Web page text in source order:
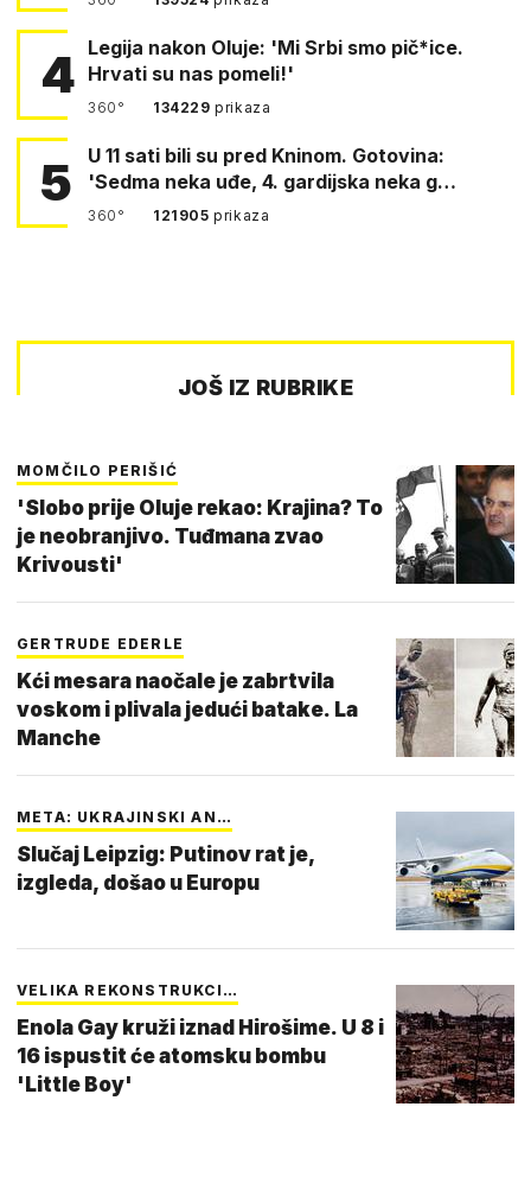
4 Legija nakon Oluje: 'Mi Srbi smo pič*ice.
Hrvati su nas pomeli!'
360° 134229prikaza
5
U 11 sati bili su pred Kninom. Gotovina:
'Sedma neka uđe, 4. gardijska neka g…
360° 121905prikaza
JOŠ IZ RUBRIKE
MOMČILO PERIŠIĆ
'Slobo prije Oluje rekao: Krajina? To
je neobranjivo. Tuđmana zvao
Krivousti'
GERTRUDE EDERLE
Kći mesara naočale je zabrtvila
voskom i plivala jedući batake. La
Manche
META: UKRAJINSKI AN…
Slučaj Leipzig: Putinov rat je,
izgleda, došao u Europu
VELIKA REKONSTRUKCI…
Enola Gay kruži iznad Hirošime. U 8 i
16 ispustit će atomsku bombu
'Little Boy'